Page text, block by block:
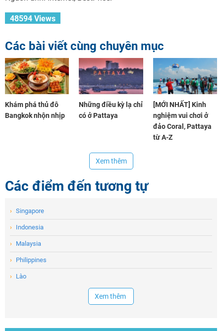
48594 Views
Các bài viết cùng chuyên mục
Khám phá thủ đô
Bangkok nhộn nhịp
Những điều kỳ lạ chỉ
có ở Pattaya
[MỚI NHẤT] Kinh
nghiệm vui chơi ở
đảo Coral, Pattaya
từ A-Z
Xem thêm
Các điểm đến tương tự
› Singapore
› Indonesia
› Malaysia
› Philippines
› Lào
Xem thêm